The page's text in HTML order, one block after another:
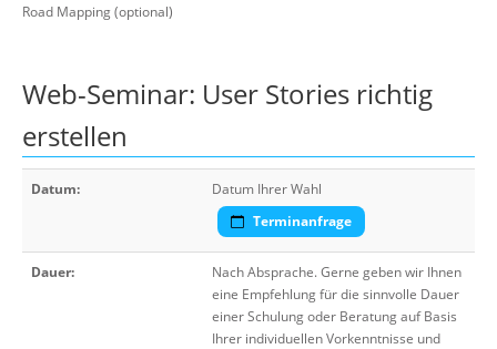
Road Mapping (optional)
Web-Seminar: User Stories richtig
erstellen
Datum:
Datum Ihrer Wahl
Terminanfrage
Dauer:
Nach Absprache. Gerne geben wir Ihnen
eine Empfehlung für die sinnvolle Dauer
einer Schulung oder Beratung auf Basis
Ihrer individuellen Vorkenntnisse und